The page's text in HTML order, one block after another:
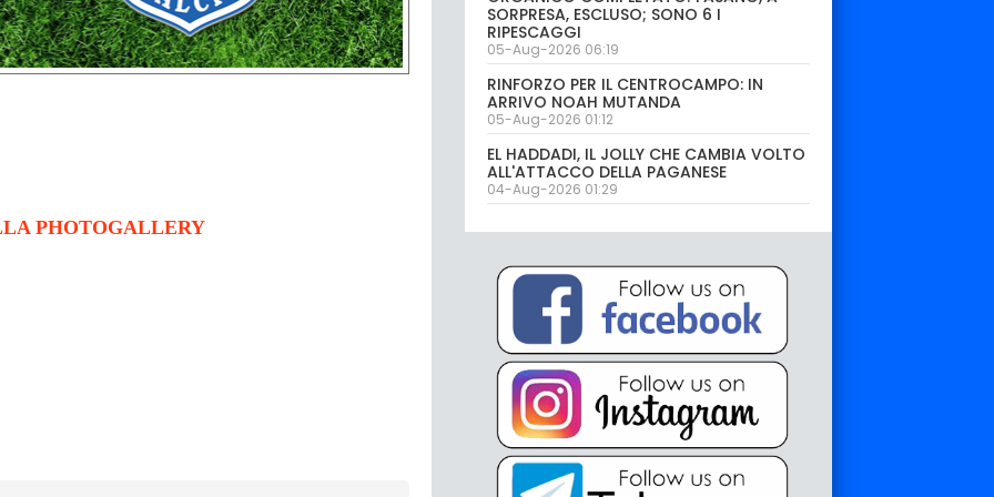
PHOTOGALLERY
SORPRESA, ESCLUSO; SONO 6 I
RIPESCAGGI
05-Aug-2026 06:19
RINFORZO PER IL CENTROCAMPO: IN
ARRIVO NOAH MUTANDA
05-Aug-2026 01:12
EL HADDADI, IL JOLLY CHE CAMBIA VOLTO
ALL'ATTACCO DELLA PAGANESE
04-Aug-2026 01:29